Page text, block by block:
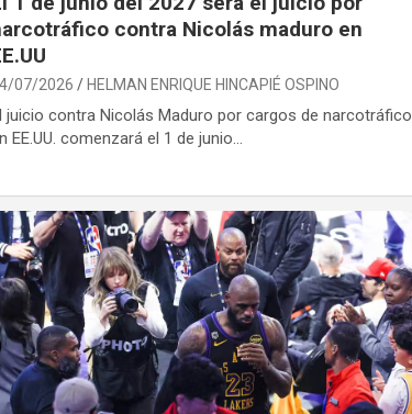
contra Nicolás maduro en
07/2026 HELMAN ENRIQUE HINCAPIÉ OSPINO
juicio contra Nicolás Maduro por cargos de narcotráfico
EE.UU. comenzará el 1 de junio…